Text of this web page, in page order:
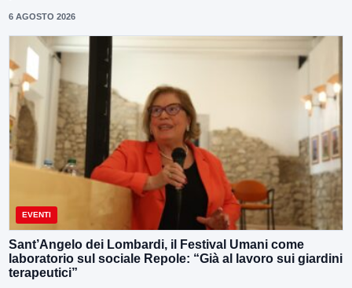
6 AGOSTO 2026
EVENTI
Sant’Angelo dei Lombardi, il Festival Umani come
laboratorio sul sociale Repole: “Già al lavoro sui giardini
terapeutici”